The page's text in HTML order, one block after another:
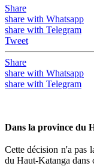
Share
share with Whatsapp
share with Telegram
Tweet
Share
share with Whatsapp
share with Telegram
Dans la province du
Cette décision n'a pas
du Haut-Katanga dans